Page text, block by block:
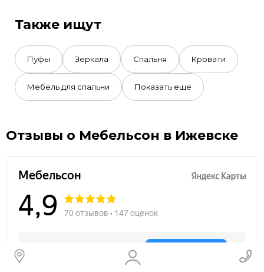
Также ищут
Пуфы Зеркала Спальня Кровати
Мебель для спальни Показать еще
Отзывы о Мебельсон в Ижевске